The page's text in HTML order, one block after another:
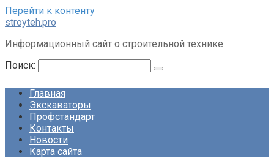
Перейти к контенту
stroyteh.pro
Информационный сайт о строительной технике
Поиск:
Главная
Экскаваторы
Профстандарт
Контакты
Новости
Карта сайта